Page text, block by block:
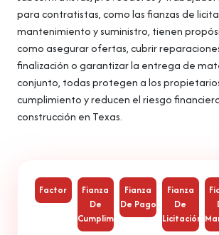
para contratistas, como las fianzas de
mantenimiento y suministro, tienen
como asegurar ofertas, cubrir
finalización o garantizar la entrega de
conjunto, todas protegen a los
cumplimiento y reducen el riesgo
construcción en Texas.
Factor
Fianza
De
Cumplimiento
Fianza
De Pago
Fianza
De
Licitación